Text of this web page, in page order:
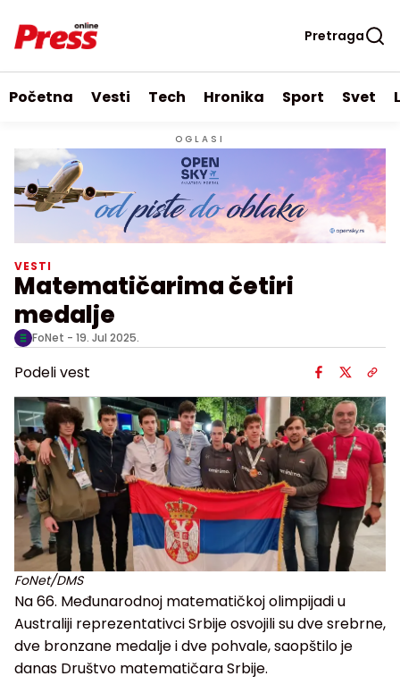
Pretraga
Početna Vesti Tech Hronika Sport Svet
OGLASI
VESTI
Matematičarima četiri
medalje
FoNet - 19. Jul 2025.
Podeli vest
FoNet/DMS
Na 66. Međunarodnoj matematičkoj olimpijadi u
Australiji reprezentativci Srbije osvojili su dve srebrne,
dve bronzane medalje i dve pohvale, saopštilo je
danas Društvo matematičara Srbije.